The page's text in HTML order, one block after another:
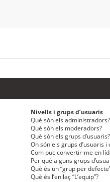
Nivells i grups d’usuaris
Què són els administradors?
Què són els moderadors?
Què són els grups d’usuaris?
On són els grups d’usuaris i
Com puc convertir-me en
Per què alguns grups
Què és un “grup per
Què és l’enllaç “L’equip”?